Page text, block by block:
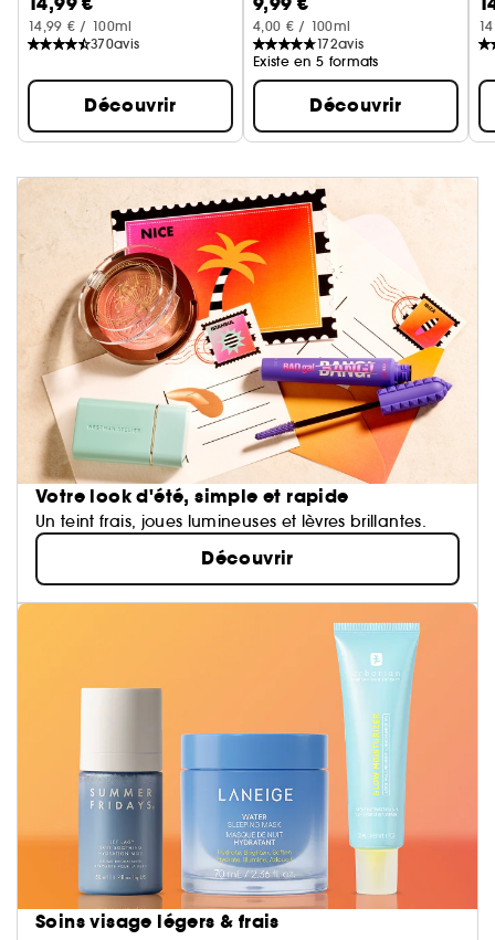
14,99 € / 100ml
370avis
Découvrir
4,00 € / 100ml
172avis
Existe en 5 formats
Découvrir
Votre look d'été, simple et rapide
Un teint frais, joues lumineuses et lèvres brillantes.
Découvrir
Soins visage légers & frais